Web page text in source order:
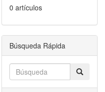
0 artículos
Búsqueda Rápida